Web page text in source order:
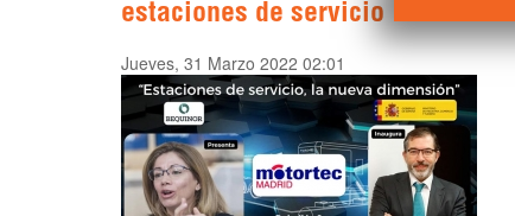
estaciones de servicio
Jueves, 31 Marzo 2022 02:01